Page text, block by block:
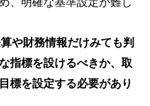
や財務情報だけみても判
指標を設けるべきか、取
標を設定する必要があり